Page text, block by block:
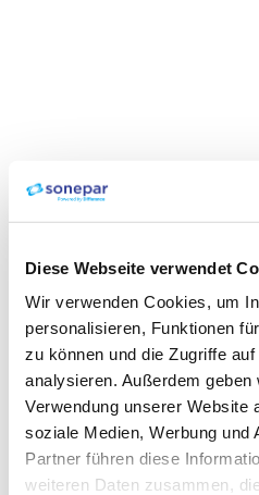
Diese Webseite verwendet
Wir verwenden Cookies, um
personalisieren, Funktionen
zu können und die Zugriffe
analysieren. Außerdem
Verwendung unserer Website
soziale Medien, Werbung und
Partner führen diese
weiteren Daten zusammen,